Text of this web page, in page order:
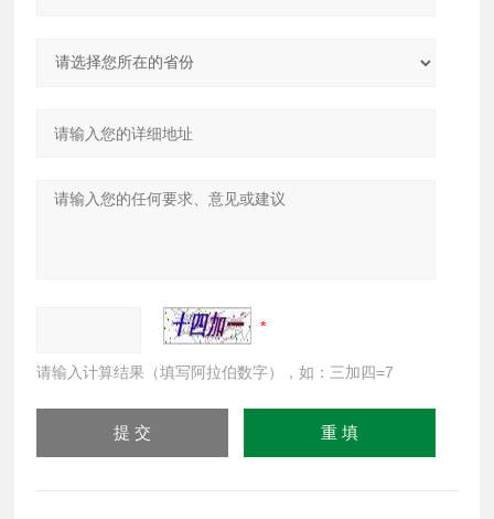
请输入计算结果（填写阿拉伯数字），如：三加四=7